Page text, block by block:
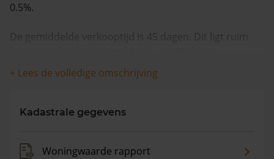
0.5%.
De gemiddelde verkooptijd is 45 dagen. Dit ligt ruim
De gemiddelde huizenprijs is €416.250. De gemiddelde
de gemiddelde woningwaarde met 5,3% gestegen.
+ Lees de volledige omschrijving
Kadastrale gegevens
Woningwaarde rapport